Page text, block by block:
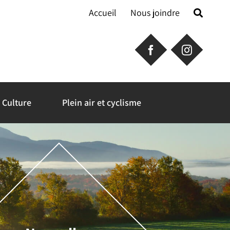
Accueil Nous joindre
Culture Plein air et cyclisme